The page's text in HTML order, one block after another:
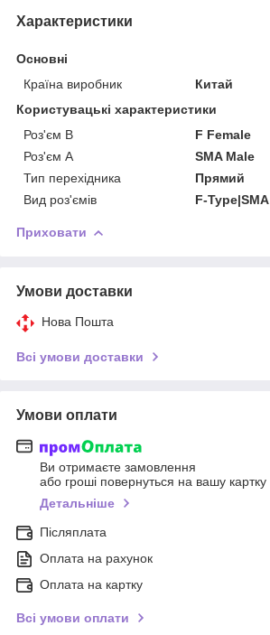
Характеристики
Основні
Країна виробник
Китай
Користувацькі характеристики
Роз'єм B
F Female
Роз'єм A
SMA Male
Тип перехідника
Прямий
Вид роз'ємів
F-Type|SMA
Приховати
Умови доставки
Нова Пошта
Всі умови доставки
Умови оплати
Ви отримаєте замовлення
або гроші повернуться на вашу картку
Детальніше
Післяплата
Оплата на рахунок
Оплата на картку
Всі умови оплати